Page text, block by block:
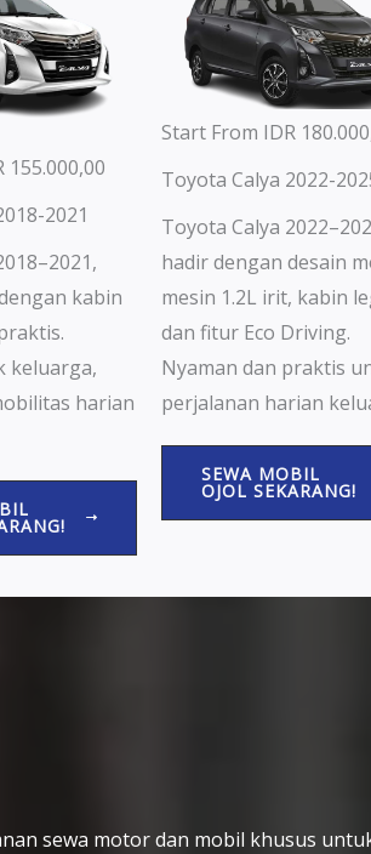
155.000,00
2021
kabin
keluarga,
harian
Start From IDR
Toyota Calya 2022-
Toyota Calya
hadir dengan desain
mesin 1.2L irit, kabin
dan fitur Eco Driving.
Nyaman dan praktis
perjalanan harian
SEWA MOBIL
OJOL SEKARANG!
sewa motor dan mobil khusus